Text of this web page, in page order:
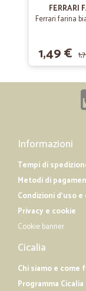
Lo consiglio
corrispondente a
FERRARI
Ferrari farina
1,49 €
Informazioni
Tempi di
Metodi di
Condizioni d'uso
Privacy e cookie
Cookie banner
Cicalia
Chi siamo e come
Programma Cicalia